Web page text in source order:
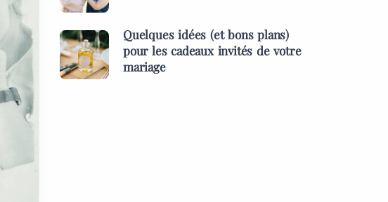
Quelques idées (et bons plans)
pour les cadeaux invités de votre
mariage